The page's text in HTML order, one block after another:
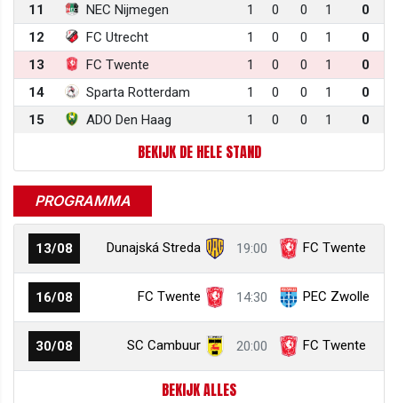
11
NEC Nijmegen 1 0 0 1
0
12
FC Utrecht 1 0 0 1
0
13
FC Twente 1 0 0 1
0
14
Sparta Rotterdam 1 0 0 1
0
15
ADO Den Haag 1 0 0 1 0
BEKIJK DE HELE STAND
PROGRAMMA
13/08 Dunajská Streda 19:00 FC Twente
16/08 FC Twente 14:30 PEC Zwolle
30/08 SC Cambuur 20:00 FC Twente
BEKIJK ALLES